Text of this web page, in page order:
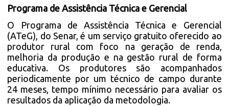
Programa de Assistência Técnica e Gerencial
O Programa de Assistência Técnica e Gerencial
(ATeG), do Senar, é um serviço gratuito oferecido ao
produtor rural com foco na geração de renda,
melhoria da produção e na gestão rural de forma
educativa. Os produtores são acompanhados
periodicamente por um técnico de campo durante
24 meses, tempo mínimo necessário para avaliar os
resultados da aplicação da metodologia.